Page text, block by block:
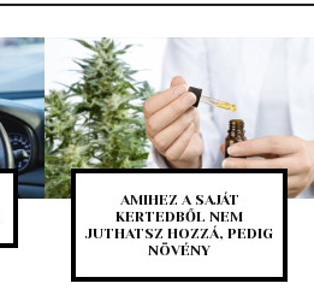
AMIHEZ A SAJÁT
KERTEDBŐL NEM
JUTHATSZ HOZZÁ, PEDIG
NÖVÉNY